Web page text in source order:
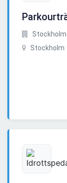
Stockholm